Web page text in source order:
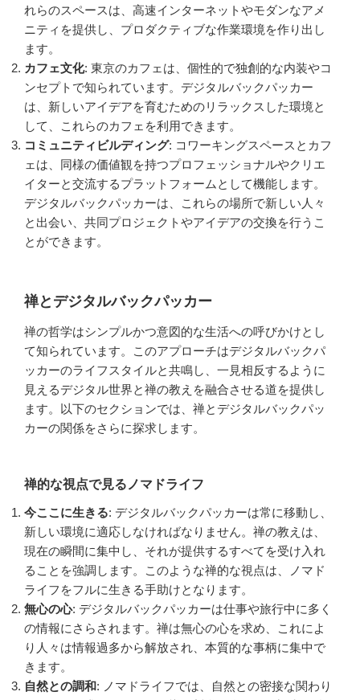
れらのスペースは、高速インターネットやモダンなアメ
ニティを提供し、プロダクティブな作業環境を作り出し
ます。
カフェ文化: 東京のカフェは、個性的で独創的な内装やコ
ンセプトで知られています。デジタルバックパッカー
は、新しいアイデアを育むためのリラックスした環境と
して、これらのカフェを利用できます。
コミュニティビルディング: コワーキングスペースとカフ
ェは、同様の価値観を持つプロフェッショナルやクリエ
イターと交流するプラットフォームとして機能します。
デジタルバックパッカーは、これらの場所で新しい人々
と出会い、共同プロジェクトやアイデアの交換を行うこ
とができます。
禅とデジタルバックパッカー
禅の哲学はシンプルかつ意図的な生活への呼びかけとし
て知られています。このアプローチはデジタルバックパ
ッカーのライフスタイルと共鳴し、一見相反するように
見えるデジタル世界と禅の教えを融合させる道を提供し
ます。以下のセクションでは、禅とデジタルバックパッ
カーの関係をさらに探求します。
禅的な視点で見るノマドライフ
今ここに生きる: デジタルバックパッカーは常に移動し、
新しい環境に適応しなければなりません。禅の教えは、
現在の瞬間に集中し、それが提供するすべてを受け入れ
ることを強調します。このような禅的な視点は、ノマド
ライフをフルに生きる手助けとなります。
無心の心: デジタルバックパッカーは仕事や旅行中に多く
の情報にさらされます。禅は無心の心を求め、これによ
り人々は情報過多から解放され、本質的な事柄に集中で
きます。
自然との調和: ノマドライフでは、自然との密接な関わり